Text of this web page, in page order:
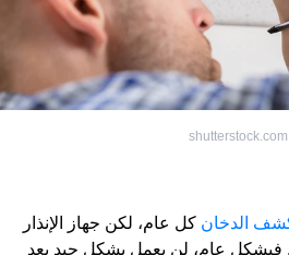
shutterstock.com
الدخان كل عام، لكن جهاز الإنذار
فبشكل عام، لن يعمل بشكل جيد بعد